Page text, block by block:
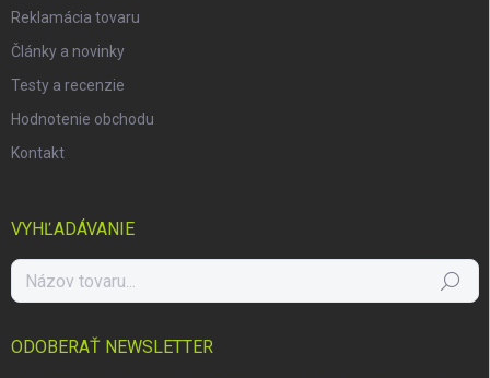
Reklamácia tovaru
Články a novinky
Testy a recenzie
Hodnotenie obchodu
Kontakt
VYHĽADÁVANIE
Hľadať
ODOBERAŤ NEWSLETTER